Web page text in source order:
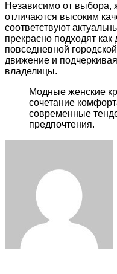
Независимо от выбора,
отличаются высоким
соответствуют
прекрасно подходят как
повседневной
движение и
владелицы.
Модные женские
сочетание
современные
предпочтения.